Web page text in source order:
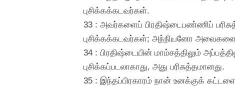
புசிக்கக்கடவர்கள்.
33 : அவர்களைப் பிரதிஷ்டைபண்ணிப்
புசிக்கக்கடவர்கள்; அந்நியனோ
34 : பிரதிஷ்டையின் மாம்சத்திலும்
புசிக்கப்படலாகாது, அது பரிசுத்தமானது.
35 : இந்தப்பிரகாரம் நான் உனக்குக்